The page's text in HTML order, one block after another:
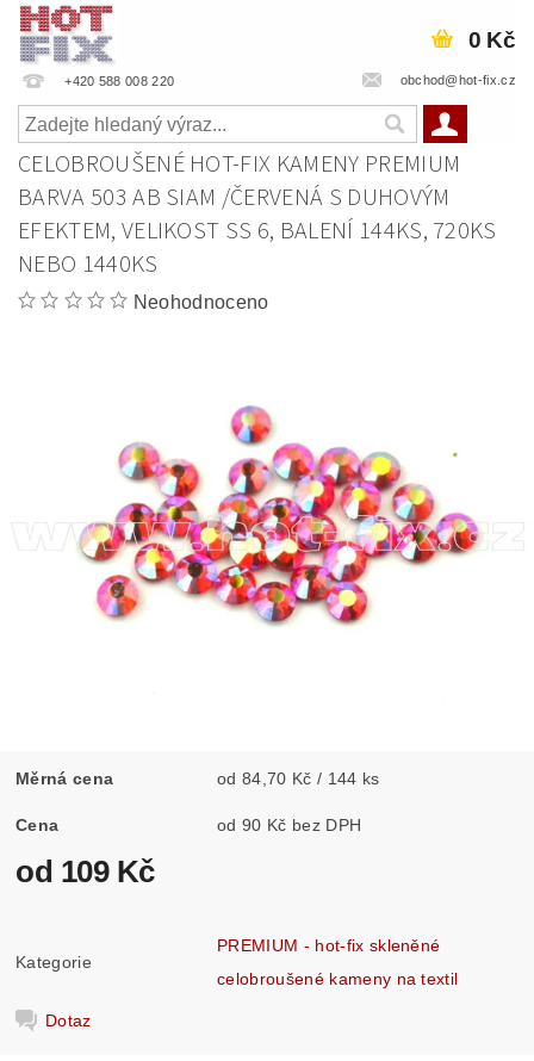
+420 588 008 220 obchod@hot-fix.cz
0 Kč
CELOBROUŠENÉ HOT-FIX KAMENY PREMIUM
BARVA 503 AB SIAM /ČERVENÁ S DUHOVÝM
EFEKTEM, VELIKOST SS 6, BALENÍ 144KS, 720KS
NEBO 1440KS
Neohodnoceno
Měrná cena od 84,70 Kč / 144 ks
Cena od 90 Kč bez DPH
od 109 Kč
Kategorie
PREMIUM - hot-fix skleněné
celobroušené kameny na textil
Dotaz